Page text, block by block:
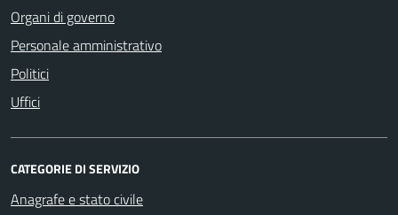
Organi di governo
Personale amministrativo
Politici
Uffici
CATEGORIE DI SERVIZIO
Anagrafe e stato civile